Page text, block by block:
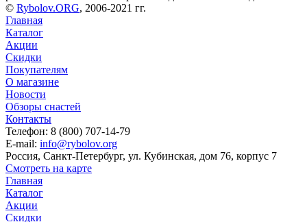
© Rybolov.ORG, 2006-2021 гг.
Главная
Каталог
Акции
Скидки
Покупателям
О магазине
Новости
Обзоры снастей
Контакты
Телефон: 8 (800) 707-14-79
E-mail: info@rybolov.org
Россия, Санкт-Петербург, ул. Кубинская, дом 76, корпус 7
Смотреть на карте
Главная
Каталог
Акции
Скидки